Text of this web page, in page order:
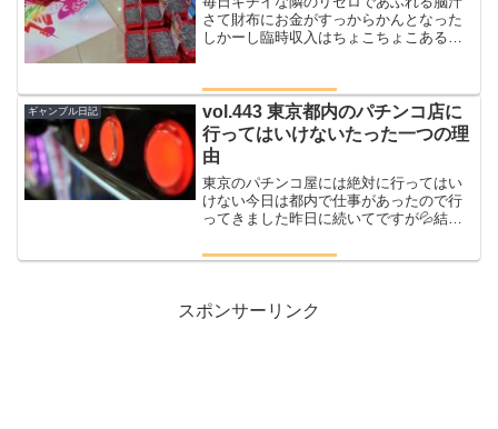
さて財布にお金がすっからかんとなった
しかーし臨時収入はちょこちょこあるワ
整理や出荷を行い夕方からチャレンジで
すさて昨日だっ...
ギャンブル日記
vol.443 東京都内のパチンコ店に
行ってはいけないたった一つの理
由
東京のパチンコ屋には絶対に行ってはい
けない今日は都内で仕事があったので行
ってきました昨日に続いてですが💦結果
て来たのになぜか今日の日当はなしむし
スポンサーリンク